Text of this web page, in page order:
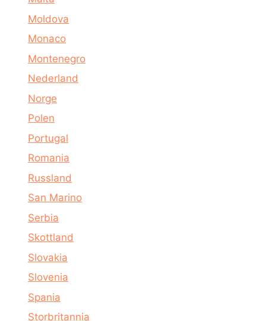
Moldova
Monaco
Montenegro
Nederland
Norge
Polen
Portugal
Romania
Russland
San Marino
Serbia
Skottland
Slovakia
Slovenia
Spania
Storbritannia